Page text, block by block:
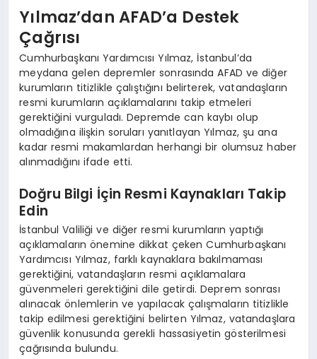
Yılmaz’dan AFAD’a Destek
Çağrısı
Cumhurbaşkanı Yardımcısı Yılmaz, İstanbul’da
meydana gelen depremler sonrasında AFAD ve diğer
kurumların titizlikle çalıştığını belirterek, vatandaşların
resmi kurumların açıklamalarını takip etmeleri
gerektiğini vurguladı. Depremde can kaybı olup
olmadığına ilişkin soruları yanıtlayan Yılmaz, şu ana
kadar resmi makamlardan herhangi bir olumsuz haber
alınmadığını ifade etti.
Doğru Bilgi İçin Resmi Kaynakları Takip
Edin
İstanbul Valiliği ve diğer resmi kurumların yaptığı
açıklamaların önemine dikkat çeken Cumhurbaşkanı
Yardımcısı Yılmaz, farklı kaynaklara bakılmaması
gerektiğini, vatandaşların resmi açıklamalara
güvenmeleri gerektiğini dile getirdi. Deprem sonrası
alınacak önlemlerin ve yapılacak çalışmaların titizlikle
takip edilmesi gerektiğini belirten Yılmaz, vatandaşlara
güvenlik konusunda gerekli hassasiyetin gösterilmesi
çağrısında bulundu.